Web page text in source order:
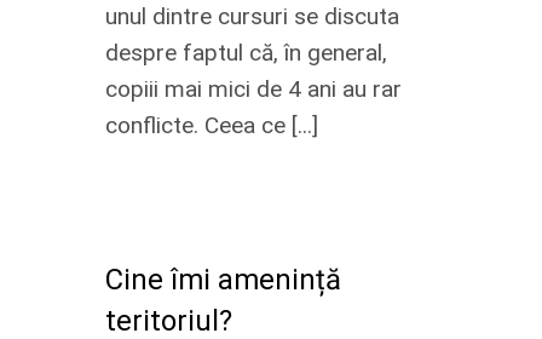
unul dintre cursuri se discuta
despre faptul că, în general,
copiii mai mici de 4 ani au rar
conflicte. Ceea ce [...]
Cine îmi amenință
teritoriul?